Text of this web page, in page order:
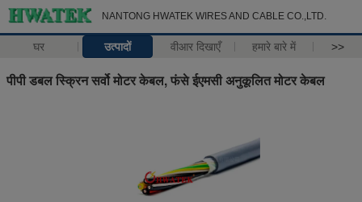
NANTONG HWATEK WIRES AND CABLE CO.,LTD.
घर उत्पादों वीआर दिखाएँ हमारे बारे में >>
पीपी डबल स्क्रिन सर्वो मोटर केबल, फंसे ईएमसी अनुकूलित मोटर केबल